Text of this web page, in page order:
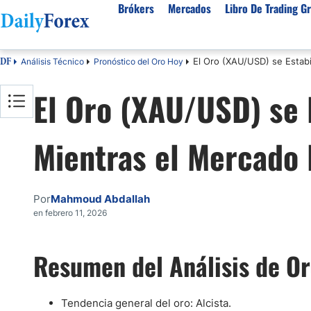
Brókers
España
Argentina
Rep. Dominicana
Mexico
Costa Rica
Cuba
Mercados
Divisas
USD/JPY
EUR/USD
USD/COP
USD/PEN
Todas las
Materias Primas
Plata (XAG/
Petróleo WTI
Todas las
Indices
Libro De Trading
Sobre Nosotros
Política editorial
Cómo generamos ingresos
Nuestra metodología
Por qué confiar en nosotros
DF Análisis Técnico Pronóstico del Oro Hoy El Oro (XAU/USD) se
El Oro (XAU/USD)
Mientras el Mercado
PorMahmoud Abdallah
en febrero 11, 2026
Resumen del Análisis de
Tendencia general del oro: Alcista.